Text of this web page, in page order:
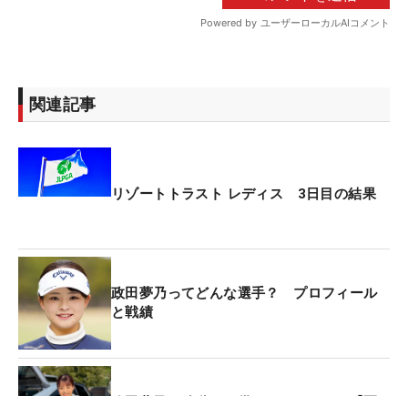
関連記事
リゾートトラスト レディス 3日目の結果
政田夢乃ってどんな選手？ プロフィール
と戦績